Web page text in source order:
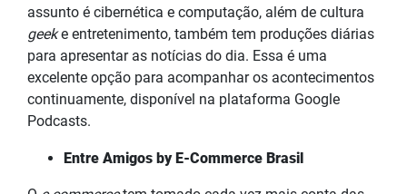
assunto é cibernética e computação, além de cultura
geeke entretenimento, também tem produções diárias
para apresentar as notícias do dia. Essa é uma
excelente opção para acompanhar os acontecimentos
continuamente, disponível na plataforma Google
Podcasts.
Entre Amigos by E-Commerce Brasil